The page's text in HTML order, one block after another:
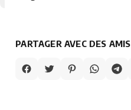
PARTAGER AVEC DES AMIS